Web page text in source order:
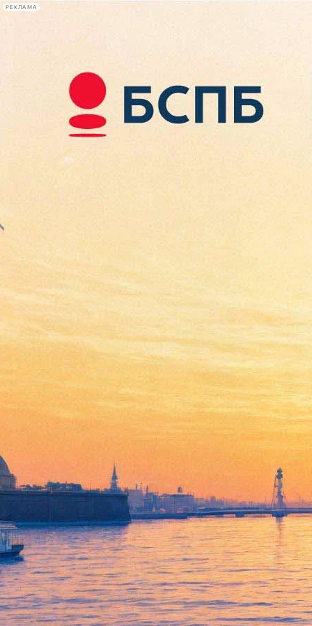
РЕКЛАМА
Сегодня:
2026.08.08
20:33
Афиша Plus
В Петербурге открывается
биеннале акварелистов
17 ноября 2015,17:38 Версия для печати
18 ноября в пространстве "Конюшенный флигель"
Юсуповского дворца начинает работу международная
биеннале "Арт-Мост-Акварель". Этот фестиваль, являющийся
площадкой для творческого обмена между акварелистами
Санкт-Петербурга и зарубежных стран, проходит с 2001 года
и продолжает традиции Российского Императорского
Общества акварелистов.
В биеннале принимают участие как профессионалы, так и
любители живописи. Помимо экспозиций в программе
фестиваля значатся мастер-классы, концерты, встречи
художников со зрителями. Помимо работ российских